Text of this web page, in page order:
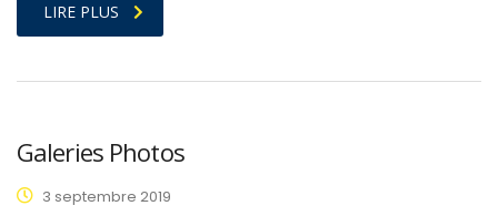
LIRE PLUS
Galeries Photos
3 septembre 2019